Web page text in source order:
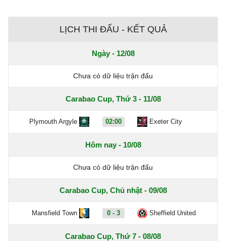
LỊCH THI ĐẤU - KẾT QUẢ
Ngày - 12/08
Chưa có dữ liệu trận đấu
Carabao Cup, Thứ 3 - 11/08
Plymouth Argyle 02:00 Exeter City
Hôm nay - 10/08
Chưa có dữ liệu trận đấu
Carabao Cup, Chủ nhật - 09/08
Mansfield Town 0 - 3 Sheffield United
Carabao Cup, Thứ 7 - 08/08